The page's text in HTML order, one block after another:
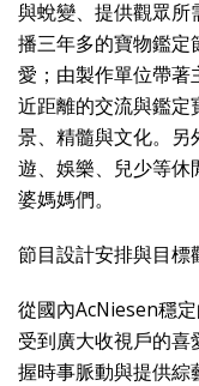
與蛻變、提供觀眾所
播三年多的寶物鑑定
愛；由製作單位帶著
近距離的交流與鑑定
景、精髓與文化。另
遊、娛樂、兒少等休
婆媽媽們。
節目設計安排與目標
從國內AcNiesen穩
受到廣大收視戶的
握時事脈動與提供綜